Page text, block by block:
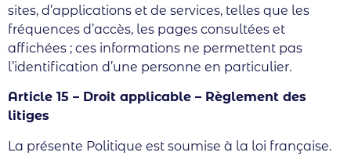
sites, d’applications et de services, telles que les
fréquences d’accès, les pages consultées et
affichées ; ces informations ne permettent pas
l’identification d’une personne en particulier.
Article 15 – Droit applicable – Règlement des
litiges
La présente Politique est soumise à la loi française.